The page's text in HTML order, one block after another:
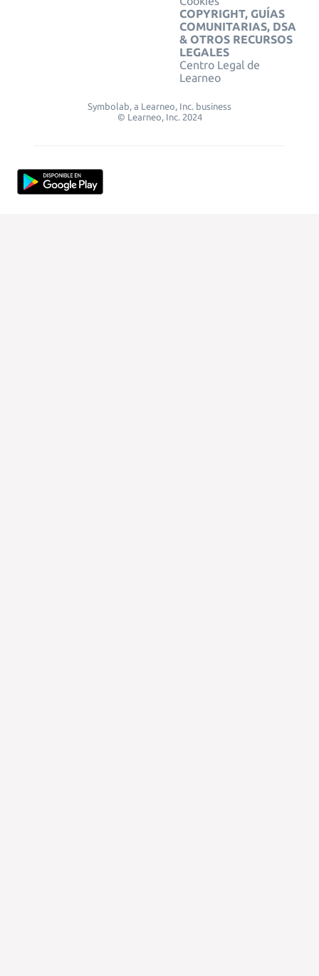
COPYRIGHT, GUÍAS
COMUNITARIAS, DSA
& OTROS RECURSOS
LEGALES
Centro Legal de
Learneo
Symbolab, a Learneo, Inc. business
© Learneo, Inc. 2024